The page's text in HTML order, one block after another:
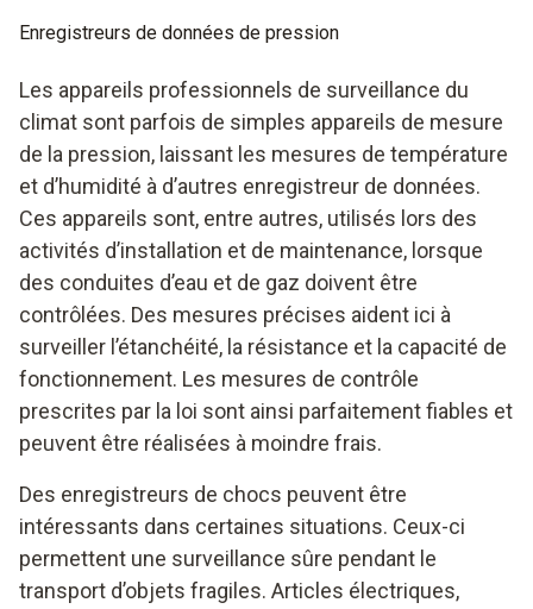
Enregistreurs de données de pression
Les appareils professionnels de surveillance du
climat sont parfois de simples appareils de mesure
de la pression, laissant les mesures de température
et d’humidité à d’autres enregistreur de données.
Ces appareils sont, entre autres, utilisés lors des
activités d’installation et de maintenance, lorsque
des conduites d’eau et de gaz doivent être
contrôlées. Des mesures précises aident ici à
surveiller l’étanchéité, la résistance et la capacité de
fonctionnement. Les mesures de contrôle
prescrites par la loi sont ainsi parfaitement fiables et
peuvent être réalisées à moindre frais.
Des enregistreurs de chocs peuvent être
intéressants dans certaines situations. Ceux-ci
permettent une surveillance sûre pendant le
transport d’objets fragiles. Articles électriques,